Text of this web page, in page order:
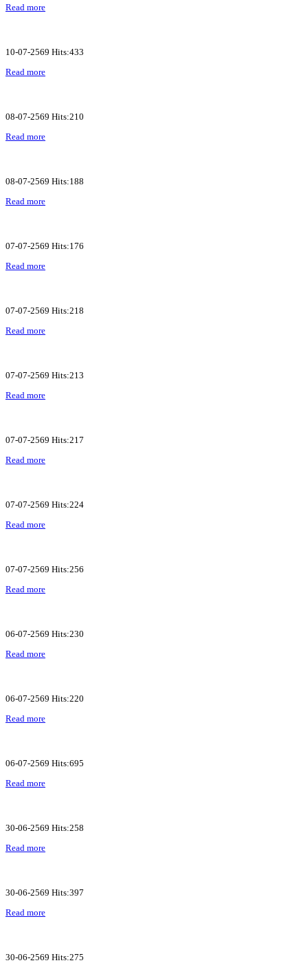
Read more
10-07-2569 Hits:433
Read more
08-07-2569 Hits:210
Read more
08-07-2569 Hits:188
Read more
07-07-2569 Hits:176
Read more
07-07-2569 Hits:218
Read more
07-07-2569 Hits:213
Read more
07-07-2569 Hits:217
Read more
07-07-2569 Hits:224
Read more
07-07-2569 Hits:256
Read more
06-07-2569 Hits:230
Read more
06-07-2569 Hits:220
Read more
06-07-2569 Hits:695
Read more
30-06-2569 Hits:258
Read more
30-06-2569 Hits:397
Read more
30-06-2569 Hits:275